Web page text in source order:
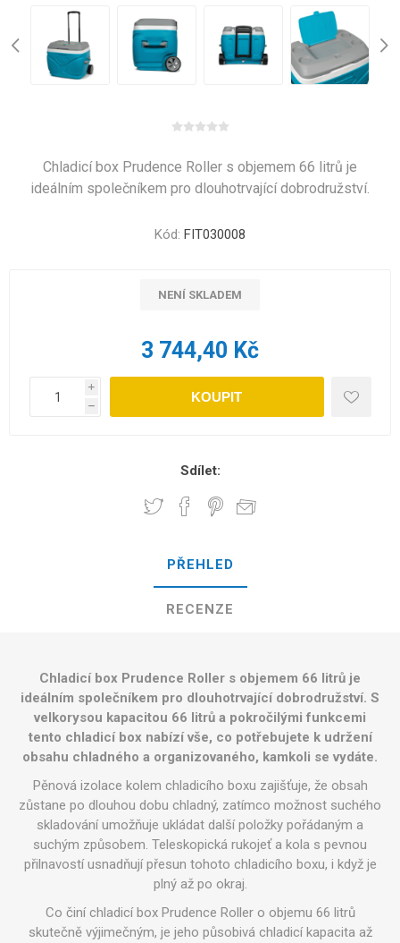
Chladicí box Prudence Roller s objemem 66 litrů je
ideálním společníkem pro dlouhotrvající dobrodružství.
Kód: FIT030008
NENÍ SKLADEM
3 744,40 Kč
i
h
KOUPIT
Sdílet:
PŘEHLED
RECENZE
Chladicí box Prudence Roller s objemem 66 litrů je
ideálním společníkem pro dlouhotrvající dobrodružství. S
velkorysou kapacitou 66 litrů a pokročilými funkcemi
tento chladicí box nabízí vše, co potřebujete k udržení
obsahu chladného a organizovaného, kamkoli se vydáte.
Pěnová izolace kolem chladicího boxu zajišťuje, že obsah
zůstane po dlouhou dobu chladný, zatímco možnost suchého
skladování umožňuje ukládat další položky pořádaným a
suchým způsobem. Teleskopická rukojeť a kola s pevnou
přilnavostí usnadňují přesun tohoto chladicího boxu, i když je
plný až po okraj.
Co činí chladicí box Prudence Roller o objemu 66 litrů
skutečně výjimečným, je jeho působivá chladicí kapacita až